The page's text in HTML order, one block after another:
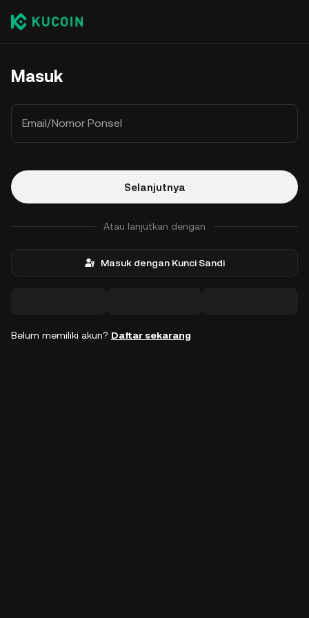
Masuk
Email/Nomor Ponsel
Selanjutnya
Atau lanjutkan dengan
Masuk dengan Kunci Sandi
Belum memiliki akun? Daftar sekarang